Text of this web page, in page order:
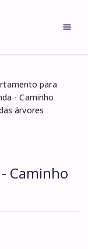
para
- Caminho
árvores
Caminho